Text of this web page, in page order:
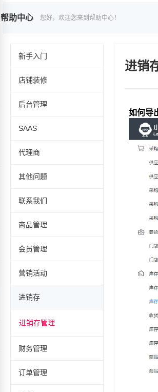
帮助中心 您好，欢迎您来到帮助中心！
新手入门
店铺装修
后台管理
SAAS
代理商
其他问题
联系我们
商品管理
会员管理
营销活动
进销存
进销存管理
财务管理
订单管理
进销